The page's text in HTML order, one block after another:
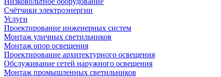
Счётчики электроэнергии
Услуги
Проектирование инженерных систем
Монтаж уличных светильников
Монтаж опор освещения
Проектирование архитектурного освещения
Обслуживание сетей наружного освещения
Монтаж промышленных светильников